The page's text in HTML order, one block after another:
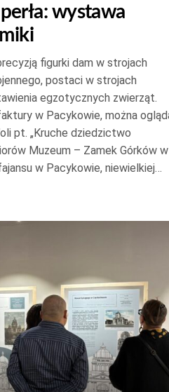
wystawa
figurki dam w strojach
postaci w strojach
egzotycznych zwierząt.
w Pacykowie, można
pt. „Kruche dziedzictwo
Muzeum – Zamek Górków w
w Pacykowie, niewielkiej…